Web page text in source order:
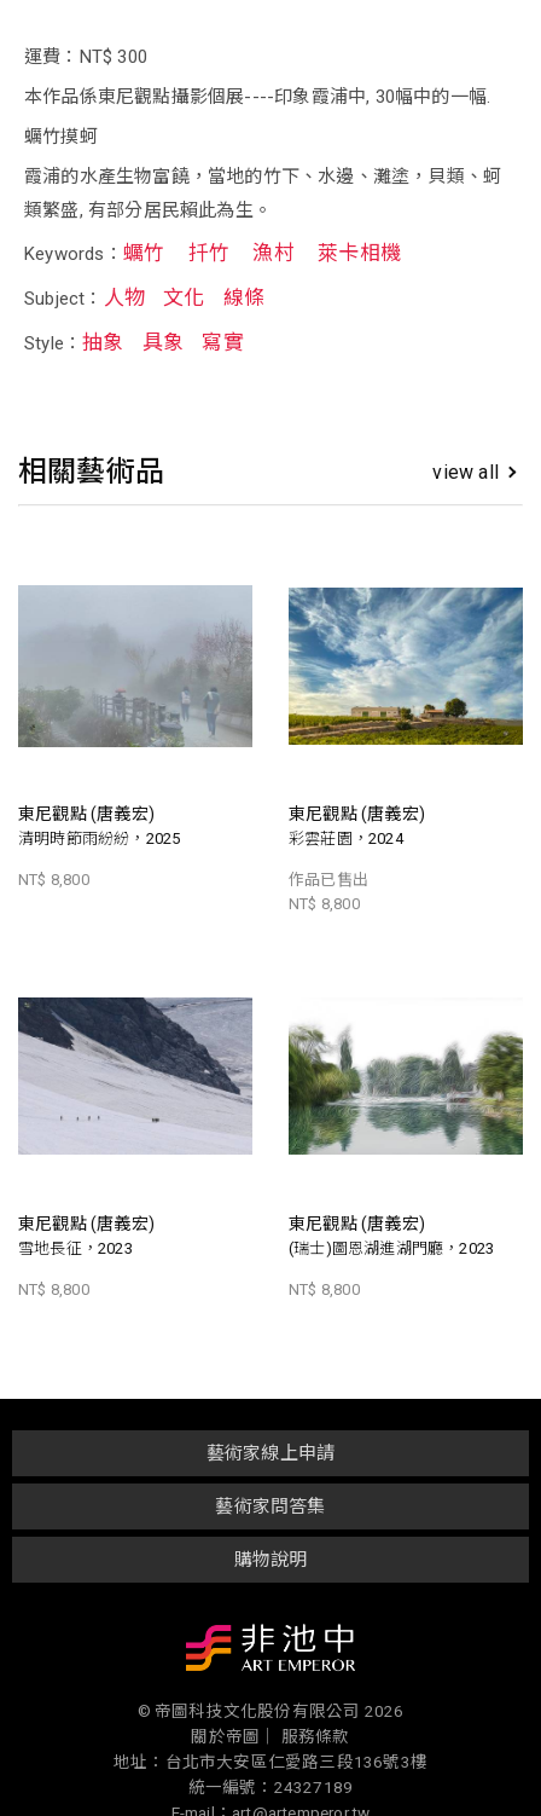
運費：NT$ 300
本作品係東尼觀點攝影個展----印象霞浦中, 30幅中的一幅.
蠣竹摸蚵
霞浦的水產生物富饒，當地的竹下、水邊、灘塗，貝類、蚵
類繁盛, 有部分居民賴此為生。
Keywords： 蠣竹 扦竹 漁村 萊卡相機
Subject： 人物 文化 線條
Style：抽象 具象 寫實
相關藝術品 view all
東尼觀點 (唐義宏)
清明時節雨紛紛，2025
NT$ 8,800
東尼觀點 (唐義宏)
彩雲莊園，2024
作品已售出
NT$ 8,800
東尼觀點 (唐義宏)
雪地長征，2023
NT$ 8,800
東尼觀點 (唐義宏)
(瑞士)圖恩湖進湖門廳，2023
NT$ 8,800
購物說明
藝術家問答集
藝術家線上申請
© 帝圖科技文化股份有限公司 2026
關於帝圖｜
服務條款
地址：台北市大安區仁愛路三段136號3樓
統一編號：24327189